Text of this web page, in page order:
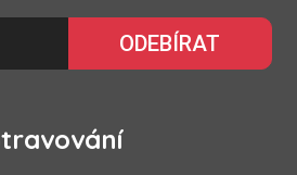
ODEBÍRAT